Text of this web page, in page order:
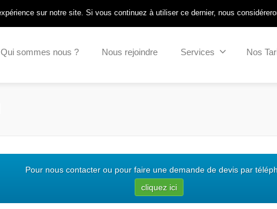
/ Connexion intranet / Pointeuse SSIAD
Qui sommes nous ? Nous rejoindre Services Nos
Pour nous contacter ou pour faire une demande de devis par
cliquez ici
sur notre site. Si vous continuez à utiliser ce dernier, nous